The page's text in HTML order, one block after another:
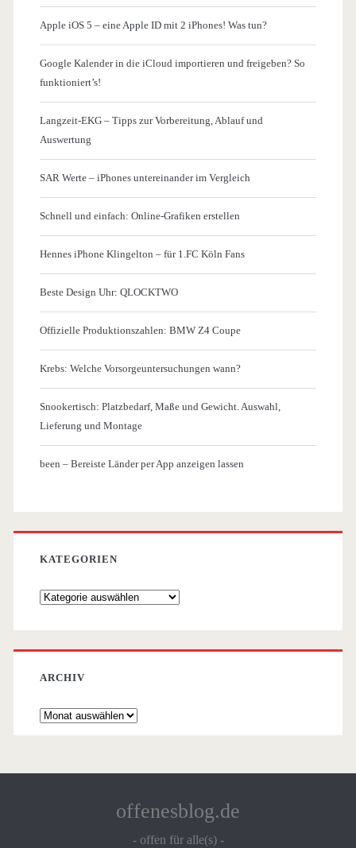
Apple iOS 5 – eine Apple ID mit 2 iPhones! Was tun?
Google Kalender in die iCloud importieren und freigeben? So
funktioniert’s!
Langzeit-EKG – Tipps zur Vorbereitung, Ablauf und
Auswertung
SAR Werte – iPhones untereinander im Vergleich
Schnell und einfach: Online-Grafiken erstellen
Hennes iPhone Klingelton – für 1.FC Köln Fans
Beste Design Uhr: QLOCKTWO
Offizielle Produktionszahlen: BMW Z4 Coupe
Krebs: Welche Vorsorgeuntersuchungen wann?
Snookertisch: Platzbedarf, Maße und Gewicht. Auswahl,
Lieferung und Montage
been – Bereiste Länder per App anzeigen lassen
KATEGORIEN
Kategorien
ARCHIV
Archiv
offenesblog.de
- offen für alle(s) -